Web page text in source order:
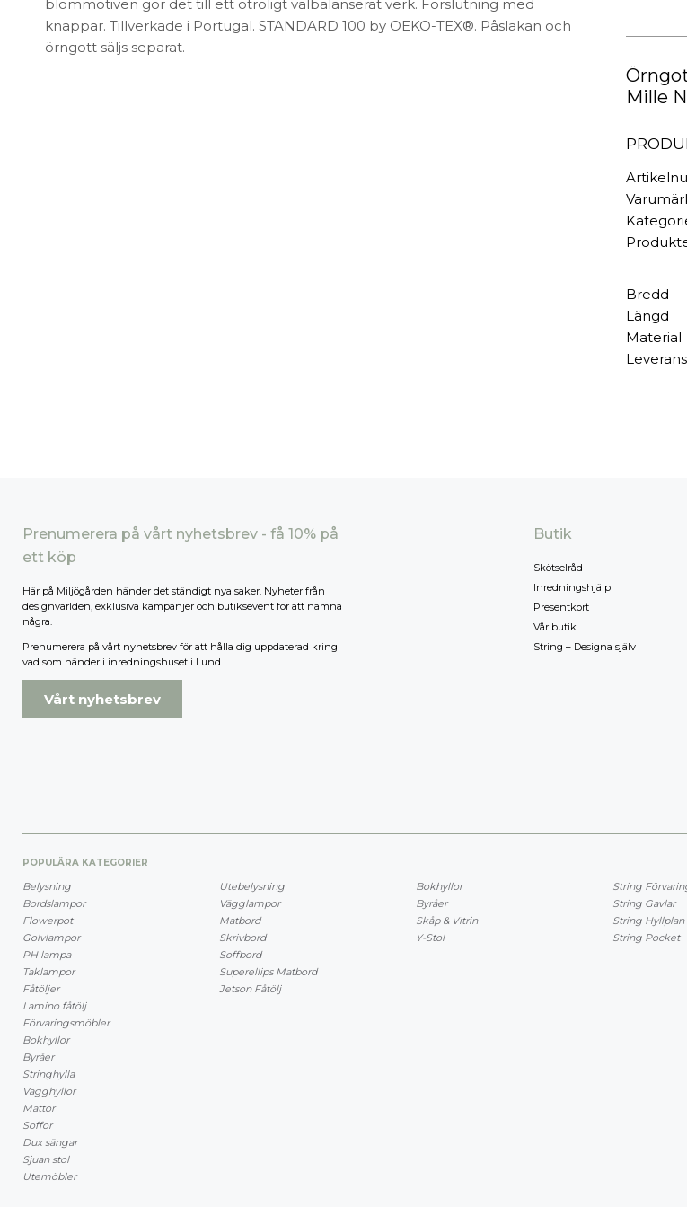
Bokhyllor
Byråer
Speglar
Plädar
blommotiven gör det till ett otroligt välbalanserat verk. Förslutning med
knappar. Tillverkade i Portugal. STANDARD 100 by OEKO-TEX®. Påslakan och
örngott säljs separat.
Örngott
mängd
Mille
Bredd
Längd
Material
Prenumerera på vårt nyhetsbrev - få 10% på
ett köp
Här på Miljögården händer det ständigt nya saker. Nyheter från
designvärlden, exklusiva kampanjer och butiksevent för att nämna
några.
Prenumerera på vårt nyhetsbrev för att hålla dig uppdaterad kring
vad som händer i inredningshuset i Lund.
Vårt nyhetsbrev
Butik
Skötselråd
Inredningshjälp
Presentkort
Vår butik
String – Designa själv
POPULÄRA KATEGORIER
Belysning
Bordslampor
Flowerpot
Golvlampor
PH lampa
Taklampor
Fåtöljer
Lamino fåtölj
Förvaringsmöbler
Bokhyllor
Byråer
Stringhylla
Vägghyllor
Mattor
Soffor
Dux sängar
Sjuan stol
Utemöbler
Utebelysning
Vägglampor
Matbord
Skrivbord
Soffbord
Superellips Matbord
Jetson Fåtölj
Bokhyllor
Byråer
Skåp & Vitrin
Y-Stol
String
String Gavlar
String Hyllplan
String Pocket